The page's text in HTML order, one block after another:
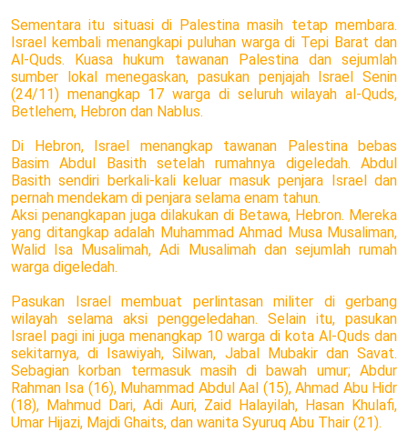
Sementara itu situasi di Palestina masih tetap membara.
Israel kembali menangkapi puluhan warga di Tepi Barat dan
Al-Quds. Kuasa hukum tawanan Palestina dan sejumlah
sumber lokal menegaskan, pasukan penjajah Israel Senin
(24/11) menangkap 17 warga di seluruh wilayah al-Quds,
Betlehem, Hebron dan Nablus.
Di Hebron, Israel menangkap tawanan Palestina bebas
Basim Abdul Basith setelah rumahnya digeledah. Abdul
Basith sendiri berkali-kali keluar masuk penjara Israel dan
pernah mendekam di penjara selama enam tahun.
Aksi penangkapan juga dilakukan di Betawa, Hebron. Mereka
yang ditangkap adalah Muhammad Ahmad Musa Musaliman,
Walid Isa Musalimah, Adi Musalimah dan sejumlah rumah
warga digeledah.
Pasukan Israel membuat perlintasan militer di gerbang
wilayah selama aksi penggeledahan. Selain itu, pasukan
Israel pagi ini juga menangkap 10 warga di kota Al-Quds dan
sekitarnya, di Isawiyah, Silwan, Jabal Mubakir dan Savat.
Sebagian korban termasuk masih di bawah umur; Abdur
Rahman Isa (16), Muhammad Abdul Aal (15), Ahmad Abu Hidr
(18), Mahmud Dari, Adi Auri, Zaid Halayilah, Hasan Khulafi,
Umar Hijazi, Majdi Ghaits, dan wanita Syuruq Abu Thair (21).